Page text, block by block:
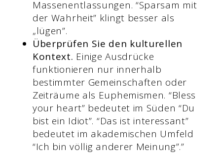
Massenentlassungen. “Sparsam mit
der Wahrheit” klingt besser als
„lügen”.
Überprüfen Sie den kulturellen
Kontext. Einige Ausdrücke
funktionieren nur innerhalb
bestimmter Gemeinschaften oder
Zeiträume als Euphemismen. “Bless
your heart” bedeutet im Süden “Du
bist ein Idiot”. “Das ist interessant”
bedeutet im akademischen Umfeld
“Ich bin völlig anderer Meinung”.”